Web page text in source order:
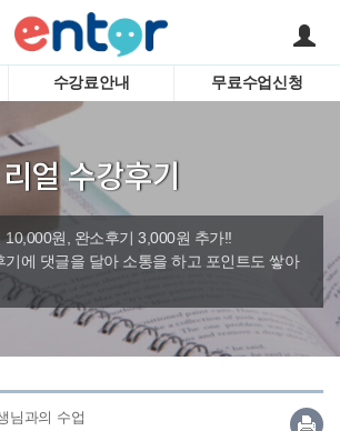
G1
서비스안내
강사소개
회사소개
어린이
영자신
수업
수강료안내 무료수업신청
얼 수강후기
10,000원, 완소후기 3,000원 추가!!
기에 댓글을 달아 소통을 하고 포인트도 쌓아
님과의 수업